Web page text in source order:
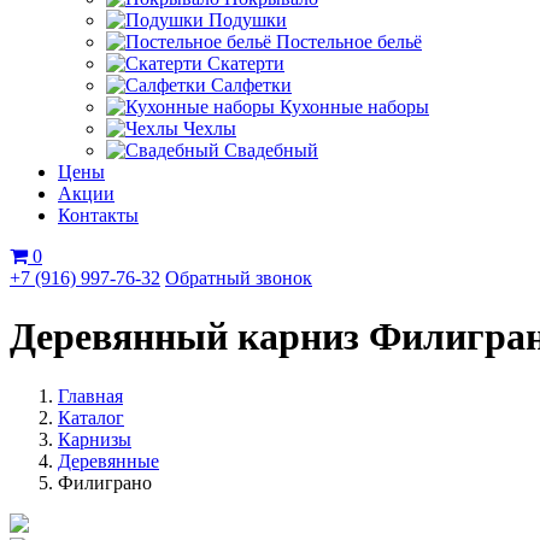
Подушки
Постельное бельё
Скатерти
Салфетки
Кухонные наборы
Чехлы
Свадебный
Цены
Акции
Контакты
0
+7 (916) 997-76-32 Обратный звонок
Деревянный карниз
Главная
Каталог
Карнизы
Деревянные
Филиграно